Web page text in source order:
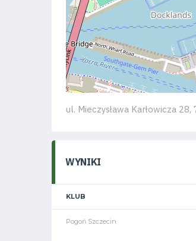
terminarz
Kontakt
Pierwszy
zespół
Amp
ul. Mieczysława Karłowicza
WYNIKI
KLUB
Pogoń Szczecin